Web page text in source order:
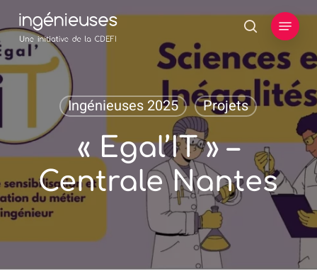
Skip
to
main
content
search
Menu
Ingénieuses 2025 Projets
« Egal’IT » –
Centrale Nantes